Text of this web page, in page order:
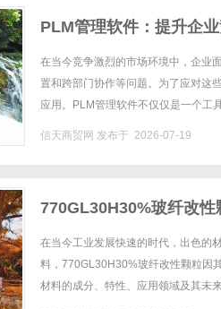
PLM管理软件：提升企
在当今竞争激烈的市场环境中，企业
置和跨部门协作等问题。为了应对这
应用。PLM管理软件不仅仅是一个工
信天商贸网 发布于 2026-07-19
770GL30H30%玻纤改
在当今工业发展快速的时代，出色的
料，770GL30H30%玻纤改性颗粒因
材料的成分、特性、应用领域及其未